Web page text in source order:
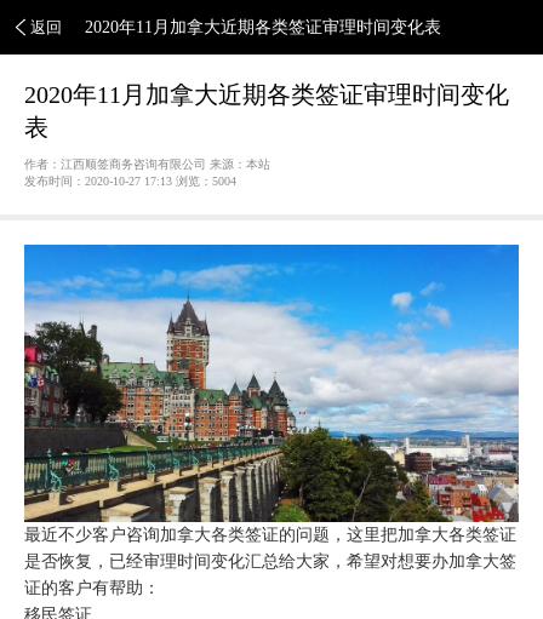
返回 2020年11月加拿大近期各类签证审理时间变化表
2020年11月加拿大近期各类签证审理时间变化
表
作者：江西顺签商务咨询有限公司 来源：本站
发布时间：2020-10-27 17:13 浏览： 5004
最近不少客户咨询加拿大各类签证的问题，这里把加拿大各类签证
是否恢复，已经审理时间变化汇总给大家，希望对想要办加拿大签
证的客户有帮助：
移民签证